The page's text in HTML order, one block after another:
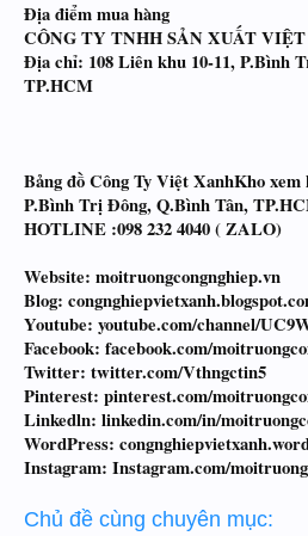
Địa điểm mua hàng
CÔNG TY TNHH SẢN XUẤT
Địa chỉ: 108 Liên khu 10-11, P.Bình
TP.HCM
Bảng đồ Công Ty Việt XanhKho xem
P.Bình Trị Đông, Q.Bình Tân,
HOTLINE :098 232 4040 ( ZALO)
Website: moitruongcongnghiep.vn
Blog:
Youtube: youtube.com/channel/
Facebook: facebook.com/
Twitter: twitter.com/Vthngctin5
Pinterest: pinterest.com/
Linkedln: linkedin.com/in/
WordPress:
Instagram: Instagram.com/
Chủ đề cùng chuyên mục: